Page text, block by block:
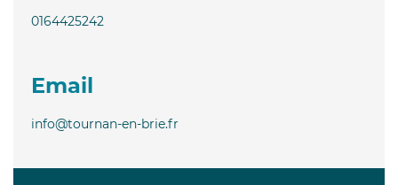
0164425242
Email
info@tournan-en-brie.fr